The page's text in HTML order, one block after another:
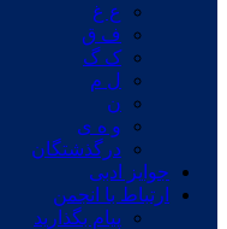
ع غ
ف ق
ک گ
ل م
ن
و ه ی
درگذشتگان
جوایز ادبی
ارتباط با انجمن
پیام بگذارید